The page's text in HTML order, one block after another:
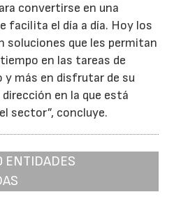
convertirse en una
facilita el día a día. Hoy los
soluciones que les permitan
en las tareas de
más en disfrutar de su
dirección en la que está
sector”, concluye.
ENTIDADES